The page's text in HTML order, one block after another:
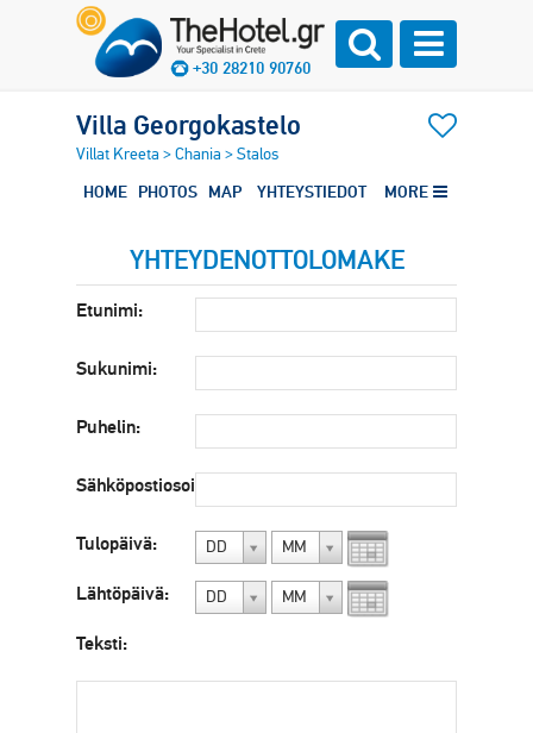
+30 28210 90760
Villa Georgokastelo
Villat Kreeta >Chania >Stalos
HOME PHOTOS MAP YHTEYSTIEDOT MORE
YHTEYDENOTTOLOMAKE
Etunimi:
Sukunimi:
Puhelin:
Sähköpostiosoite:
Tulopäivä: DD MM
Lähtöpäivä: DD MM
Teksti: